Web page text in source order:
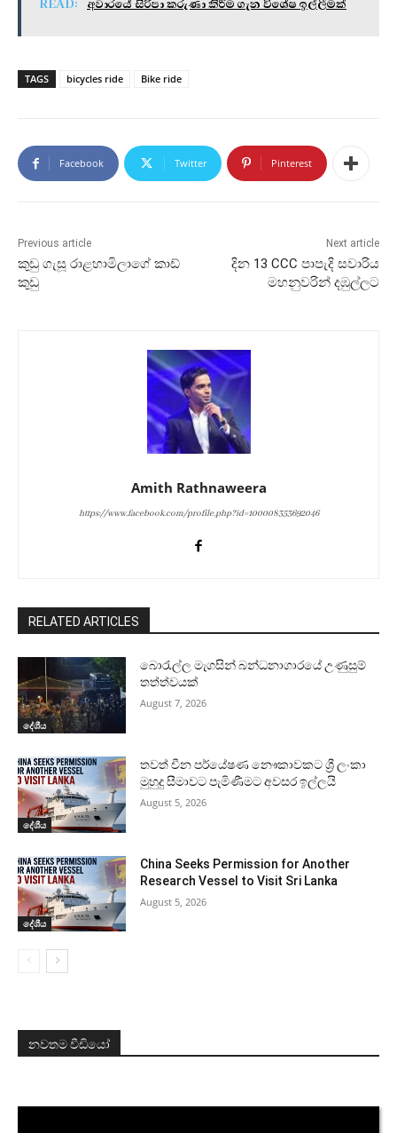
READ: අවාරයේ සිරිපා කරුණා කිරීම ගැන විශේෂ ඉල්ලීමක්
TAGS bicycles ride Bike ride
Facebook Twitter Pinterest
Previous article
කුඩු ගැසූ රාළහාමිලාගේ කාඩ්
කුඩු
Next article
දින 13 CCC පාපැදි සවාරිය
මහනුවරින් දඹුල්ලට
Amith Rathnaweera
https://www.facebook.com/profile.php?id=100008353692046
RELATED ARTICLES
දේශීය
බොරැල්ල මැගසින් බන්ධනාගාරයේ උණුසුම්
තත්ත්වයක්
August 7, 2026
දේශීය
තවත් චීන පර්යේෂණ නෞකාවකට ශ්‍රී ලංකා
මුහුදු සීමාවට පැමිණීමට අවසර ඉල්ලයි
August 5, 2026
දේශීය
China Seeks Permission for Another
Research Vessel to Visit Sri Lanka
August 5, 2026
නවතම වීඩියෝ